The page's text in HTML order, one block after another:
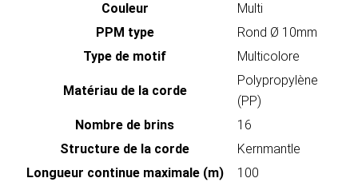
Couleur
Multi
PPM type
Rond Ø 10mm
Type de motif
Multicolore
Matériau de la corde
Polypropylène
(PP)
Nombre de brins
16
Structure de la corde
Kernmantle
Longueur continue maximale (m)
100